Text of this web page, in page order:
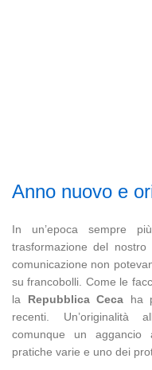
Anno nuovo e
In un’epoca sempre
trasformazione del
comunicazione non
su francobolli. Come le
la Repubblica Ceca ha
recenti. Un’originalità
comunque un aggancio
pratiche varie e uno dei